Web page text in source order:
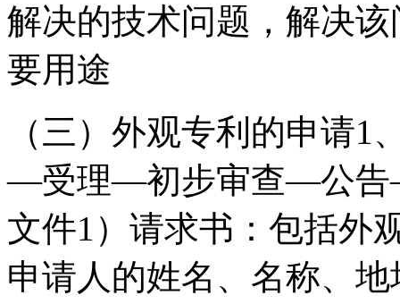
解决的技术问题，解决
要用途
（三）外观专利的申请
—受理—初步审查—公告
文件1）请求书：包括外
申请人的姓名、名称、